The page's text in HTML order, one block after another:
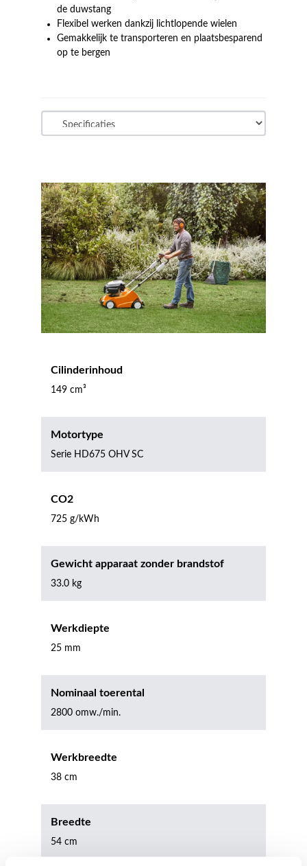
de duwstang
Flexibel werken dankzij lichtlopende wielen
Gemakkelijk te transporteren en plaatsbesparend
op te bergen
Cilinderinhoud
149 cm³
Motortype
Serie HD675 OHV SC
CO2
725 g/kWh
Gewicht apparaat zonder brandstof
33.0 kg
Werkdiepte
25 mm
Nominaal toerental
2800 omw./min.
Werkbreedte
38 cm
Breedte
54 cm